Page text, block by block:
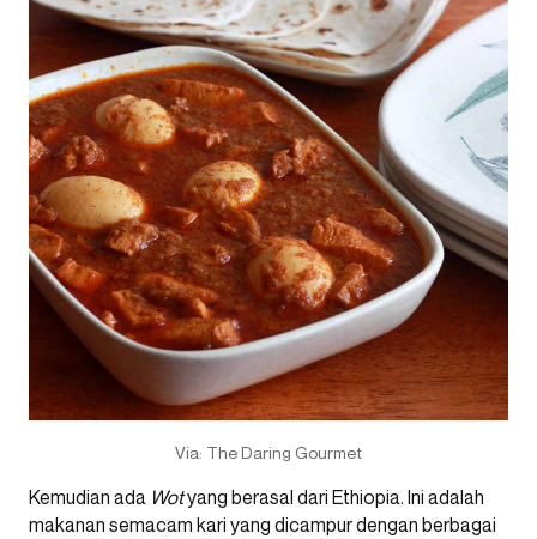
Via: The Daring Gourmet
Kemudian ada Wotyang berasal dari Ethiopia. Ini adalah
makanan semacam kari yang dicampur dengan berbagai